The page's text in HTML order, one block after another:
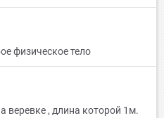
физическое тело
веревке , длина которой 1м.